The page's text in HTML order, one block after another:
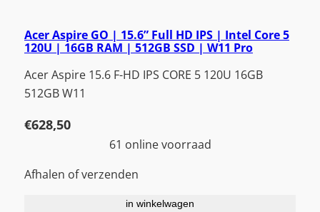
Acer Aspire GO | 15.6” Full HD IPS | Intel Core 5
120U | 16GB RAM | 512GB SSD | W11 Pro
Acer Aspire 15.6 F-HD IPS CORE 5 120U 16GB
512GB W11
€628,50
61 online voorraad
Afhalen of verzenden
in winkelwagen